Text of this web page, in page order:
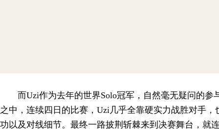
而Uzi作为去年的世界Solo冠军，自然毫无疑问的参
之中，连续四日的比赛，Uzi几乎全靠硬实力战胜对手
功以及对线细节。最终一路披荆斩棘来到决赛舞台，就